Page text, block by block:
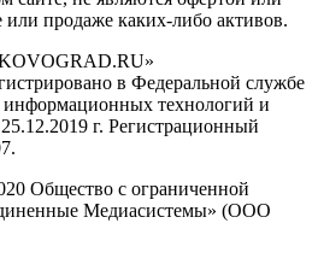
продаже каких-либо активов.
в Федеральной службе
информационных технологий и
г. Регистрационный
Общество с ограниченной
Медиасистемы» (ООО